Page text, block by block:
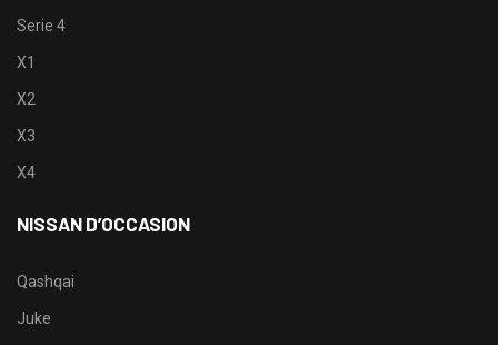
Serie 4
X1
X2
X3
X4
NISSAN D’OCCASION
Qashqai
Juke